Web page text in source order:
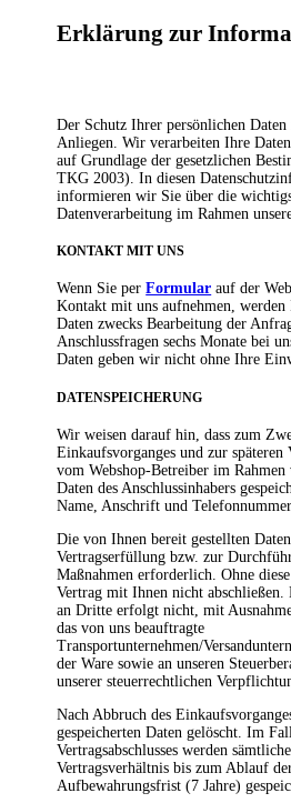
Erklärung zur
Der Schutz Ihrer persönlichen Daten
Anliegen. Wir verarbeiten Ihre
auf Grundlage der gesetzlichen
TKG 2003). In diesen
informieren wir Sie über die
Datenverarbeitung im Rahmen
KONTAKT MIT UNS
Wenn Sie perFormular auf der
Kontakt mit uns aufnehmen, werden
Daten zwecks Bearbeitung der
Anschlussfragen sechs Monate bei
Daten geben wir nicht ohne Ihre
DATENSPEICHERUNG
Wir weisen darauf hin, dass zum
Einkaufsvorganges und zur späteren
vom Webshop-Betreiber im
Daten des Anschlussinhabers
Name, Anschrift und
Die von Ihnen bereit gestellten
Vertragserfüllung bzw. zur
Maßnahmen erforderlich. Ohne
Vertrag mit Ihnen nicht
an Dritte erfolgt nicht, mit
das von uns beauftragte
Transportunternehmen/
der Ware sowie an unseren
unserer steuerrechtlichen
Nach Abbruch des
gespeicherten Daten gelöscht. Im
Vertragsabschlusses werden
Vertragsverhältnis bis zum Ablauf
Aufbewahrungsfrist (7 Jahre)